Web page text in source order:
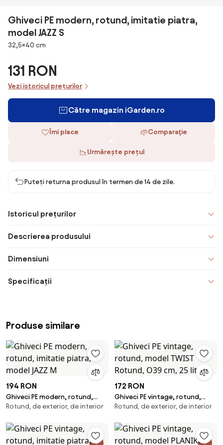
Ghiveci PE modern, rotund, imitatie piatra,
model JAZZ S
Dimensiuni
32,5×40 cm
131 RON
Vezi istoricul prețurilor
Către magazin iGarden.ro
Îmi place Comparaţie
Urmărește prețul
Puteți returna produsul în termen de 14 de zile.
Istoricul prețurilor
Descrierea produsului
Dimensiuni
Specificații
Produse similare
194 RON
Ghiveci PE modern, rotund,
imitatie piatra, model JAZZ M
Rotund, de exterior, de interior
172 RON
Ghiveci PE vintage, rotund,
model TWIST Rotund, O39 cm,
Rotund, de exterior, de interior